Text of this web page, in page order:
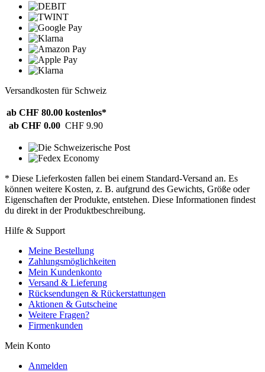
Versandkosten für Schweiz
ab CHF 80.00 kostenlos*
ab CHF 0.00 CHF 9.90
* Diese Lieferkosten fallen bei einem Standard-Versand an. Es
können weitere Kosten, z. B. aufgrund des Gewichts, Größe oder
Eigenschaften der Produkte, entstehen. Diese Informationen findest
du direkt in der Produktbeschreibung.
Hilfe & Support
Meine Bestellung
Zahlungsmöglichkeiten
Mein Kundenkonto
Versand & Lieferung
Rücksendungen & Rückerstattungen
Aktionen & Gutscheine
Weitere Fragen?
Firmenkunden
Mein Konto
Anmelden